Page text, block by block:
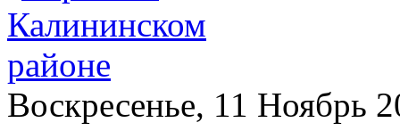
Воскресенье, 11 Ноябрь